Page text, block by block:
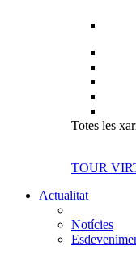
Totes les
TOUR
Actualitat
Notícies